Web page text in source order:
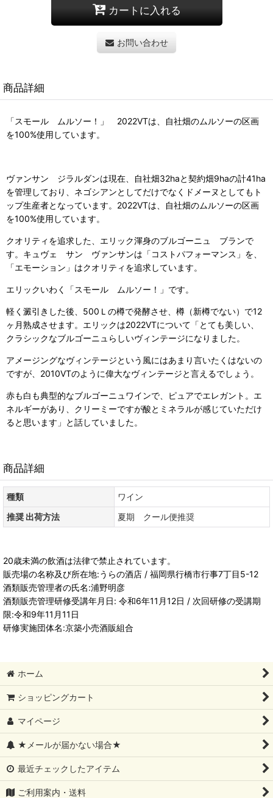
カートに入れる
お問い合わせ
商品詳細
「スモール ムルソー！」 2022VTは、自社畑のムルソーの区画
を100%使用しています。
ヴァンサン ジラルダンは現在、自社畑32haと契約畑9haの計41ha
を管理しており、ネゴシアンとしてだけでなくドメーヌとしてもト
ップ生産者となっています。2022VTは、自社畑のムルソーの区画
を100%使用しています。
クオリティを追求した、エリック渾身のブルゴーニュ ブランで
す。キュヴェ サン ヴァンサンは「コストパフォーマンス」を、
「エモーション」はクオリティを追求しています。
エリックいわく「スモール ムルソー！」です。
軽く澱引きした後、500Ｌの樽で発酵させ、樽（新樽でない）で12
ヶ月熟成させます。エリックは2022VTについて「とても美しい、
クラシックなブルゴーニュらしいヴィンテージになりました。
アメージングなヴィンテージという風にはあまり言いたくはないの
ですが、2010VTのように偉大なヴィンテージと言えるでしょう。
赤も白も典型的なブルゴーニュワインで、ピュアでエレガント。エ
ネルギーがあり、クリーミーですが酸とミネラルが感じていただけ
ると思います」と話していました。
商品詳細
種類
ワイン
推奨 出荷方法
夏期 クール便推奨
20歳未満の飲酒は法律で禁止されています。
販売場の名称及び所在地:うらの酒店 / 福岡県行橋市行事7丁目5-12
酒類販売管理者の氏名:浦野明彦
酒類販売管理研修受講年月日: 令和6年11月12日 / 次回研修の受講期
限:令和9年11月11日
研修実施団体名:京築小売酒販組合
ホーム
ショッピングカート
マイページ
★メールが届かない場合★
最近チェックしたアイテム
ご利用案内・送料